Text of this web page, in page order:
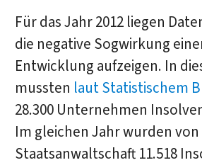
Für das Jahr 2012 liegen
die negative Sogwirkung
Entwicklung aufzeigen. In
mussten laut Statistischem
28.300 Unternehmen
Im gleichen Jahr wurden
Staatsanwaltschaft 11.518